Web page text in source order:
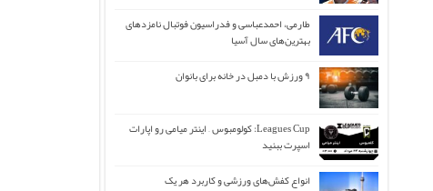
طارمی، احمدعباسی و فدراسیون فوتبال نامزدهای
بهترین‌های سال آسیا
۹ ورزش با دمبل در خانه برای بانوان
Leagues Cup: کولومبوس – اینتر میامی رو اپارات
اسپرت ببنید
انواع کفش‌های ورزشی و کاربرد هر یک